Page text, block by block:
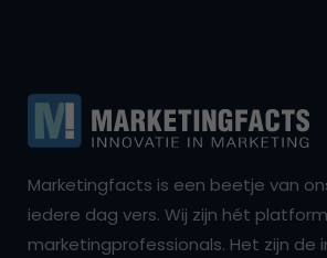
Marketingfacts is een beetje van
iedere dag vers. Wij zijn hét
marketingprofessionals. Het zijn de